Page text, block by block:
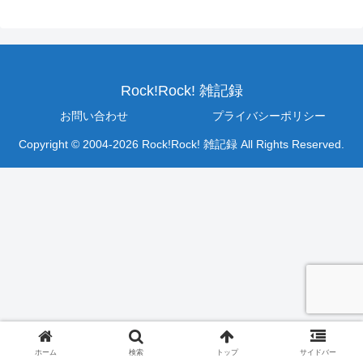
Rock!Rock! 雑記録
お問い合わせ プライバシーポリシー
Copyright © 2004-2026 Rock!Rock! 雑記録 All Rights Reserved.
ホーム 検索 トップ サイドバー